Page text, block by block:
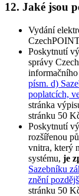
12. Jaké jsou
Vydání
Poskytnutí
správy
informačního
písm. d)
poplatcích,
stránka
stránku 50
Poskytnutí
rozšířenou
vnitra, který
systému, je
Sazebníku
znění
stránku 50